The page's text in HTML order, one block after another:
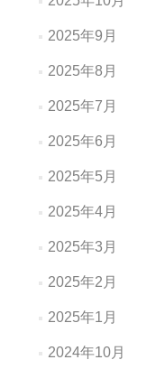
2025年9月
2025年8月
2025年7月
2025年6月
2025年5月
2025年4月
2025年3月
2025年2月
2025年1月
2024年10月